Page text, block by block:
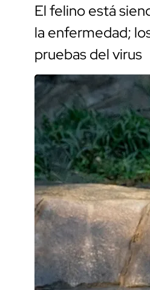
El felino está
la enfermedad;
pruebas del virus